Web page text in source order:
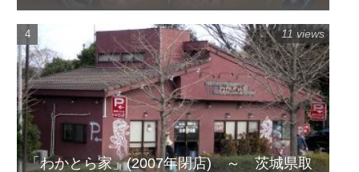
「わかとら家」(2007年閉店) ～ 茨城県取
11 views